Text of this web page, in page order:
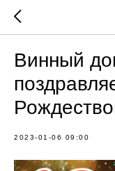
Винный
2023-01-06 09:00